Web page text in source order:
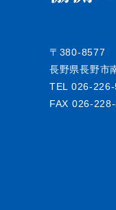
〒380-8577
長野県長野市
TEL 026-
FAX 026-